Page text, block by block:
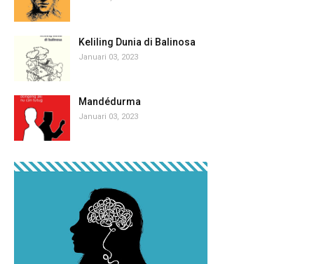
Keliling Dunia di Balinosa
Januari 03, 2023
Mandédurma
Januari 03, 2023